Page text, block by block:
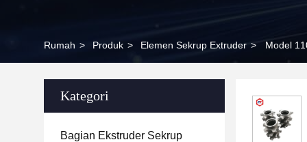
Rumah > Produk > Elemen Sekrup Extruder > Model
Kategori
Bagian Ekstruder Sekrup